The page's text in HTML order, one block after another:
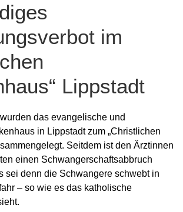
im
Lippstadt
das evangelische und
in Lippstadt zum „Christlichen
Seitdem ist den Ärztinnen
einen Schwangerschaftsabbruch
sei denn die Schwangere schwebt in
– so wie es das katholische